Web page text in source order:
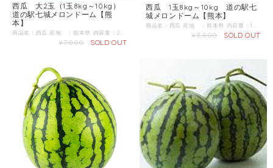
西瓜 大2玉（1玉8kg～10kg）
道の駅七城メロンドーム【熊
本】
¥7,000 SOLD OUT
西瓜 1玉8kg～10kg 道の駅七
城メロンドーム【熊本】
¥3,800 SOLD OUT